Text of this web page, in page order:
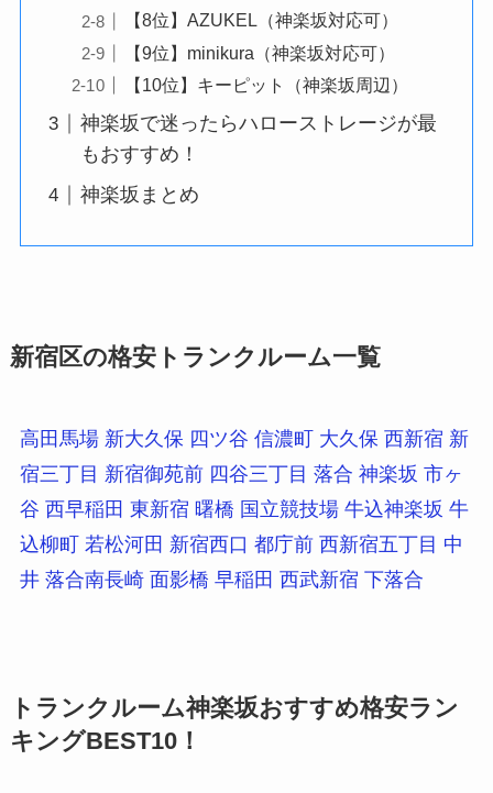
【8位】AZUKEL（神楽坂対応可）
【9位】minikura（神楽坂対応可）
【10位】キーピット（神楽坂周辺）
神楽坂で迷ったらハローストレージが最
もおすすめ！
神楽坂まとめ
新宿区の格安トランクルーム一覧
高田馬場 新大久保 四ツ谷 信濃町 大久保 西新宿 新
宿三丁目 新宿御苑前 四谷三丁目 落合 神楽坂 市ヶ
谷 西早稲田 東新宿 曙橋 国立競技場 牛込神楽坂 牛
込柳町 若松河田 新宿西口 都庁前 西新宿五丁目 中
井 落合南長崎 面影橋 早稲田 西武新宿 下落合
トランクルーム神楽坂おすすめ格安ラン
キングBEST10！